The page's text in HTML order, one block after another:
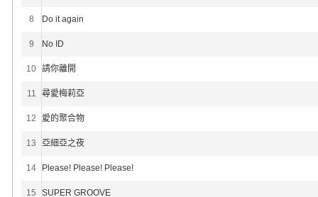
8 Do it again
9 No ID
10 請你離開
11 尋愛梅莉亞
12 愛的聚合物
13 亞細亞之夜
14 Please! Please! Please!
15 SUPER GROOVE